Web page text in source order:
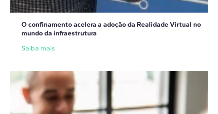
O confinamento acelera a adoção da Realidade Virtual no
mundo da infraestrutura
Saiba mais